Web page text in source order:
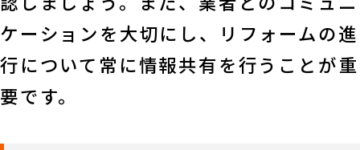
ケーションを大切にし、リフォームの進
行について常に情報共有を行うことが重
要です。